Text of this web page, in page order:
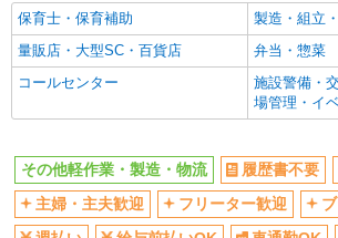
保育士・保育補助
製造・組立
量販店・大型SC・百貨店
弁当・惣菜
コールセンター
施設警備・
場管理・イ
その他軽作業・製造・物流 履歴書不要
主婦・主夫歓迎
フリーター歓迎